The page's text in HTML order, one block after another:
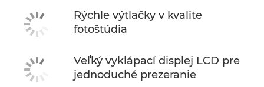
Rýchle výtlačky v kvalite
fotoštúdia
Veľký vyklápací displej LCD pre
jednoduché prezeranie